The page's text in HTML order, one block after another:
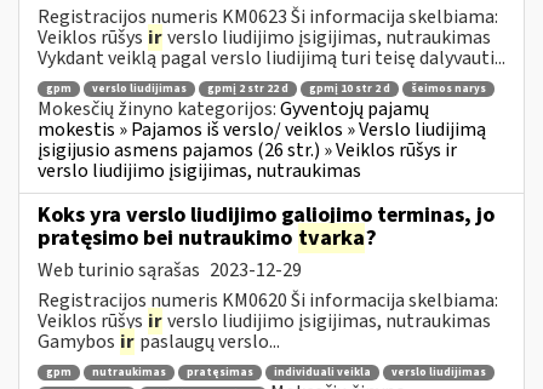
Registracijos numeris KM0623 Ši informacija skelbiama:
Veiklos rūšys irverslo liudijimo įsigijimas, nutraukimas
Vykdant veiklą pagal verslo liudijimą turi teisę dalyvauti...
gpm verslo liudijimas gpmį 2 str 22 d gpmį 10 str 2 d šeimos narys
Mokesčių žinyno kategorijos:Gyventojų pajamų
mokestis » Pajamos iš verslo/ veiklos » Verslo liudijimą
įsigijusio asmens pajamos (26 str.) » Veiklos rūšys ir
verslo liudijimo įsigijimas, nutraukimas
Koks yra verslo liudijimo galiojimo terminas, jo
pratęsimo bei nutraukimo tvarka?
Web turinio sąrašas 2023-12-29
Registracijos numeris KM0620 Ši informacija skelbiama:
Veiklos rūšys irverslo liudijimo įsigijimas, nutraukimas
Gamybos ir paslaugų verslo...
gpm nutraukimas pratęsimas individuali veikla
verslo liudijimas